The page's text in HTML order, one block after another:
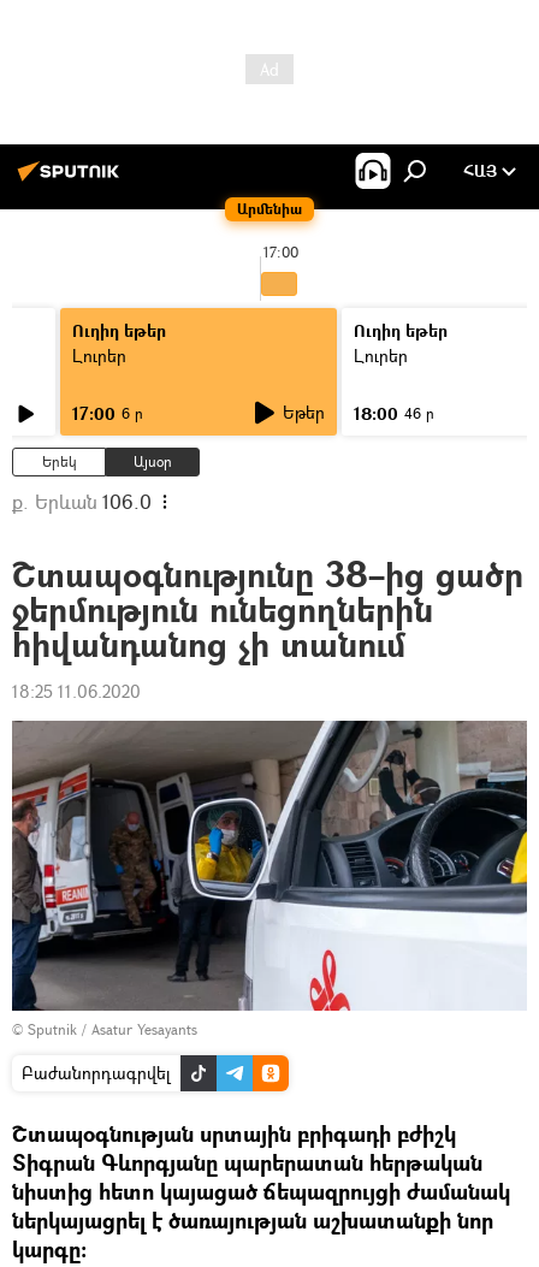
Արմենիա
ՀԱՅ
17:00
Ուղիղ եթեր
Լուրեր
17:00 6 ր Եթեր
Ուղիղ եթեր
Լուրեր
18:00 46 ր
Երեկ Այսօր
ք. Երևան 106.0
Շտապօգնությունը 38–ից ցածր
ջերմություն ունեցողներին
հիվանդանոց չի տանում
18:25 11.06.2020
© Sputnik / Asatur Yesayants
Բաժանորդագրվել
Շտապօգնության սրտային բրիգադի բժիշկ
Տիգրան Գևորգյանը պարերատան հերթական
նիստից հետո կայացած ճեպազրույցի ժամանակ
ներկայացրել է ծառայության աշխատանքի նոր
կարգը: